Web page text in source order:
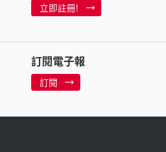
立即註冊!
訂閱電子報
訂閱